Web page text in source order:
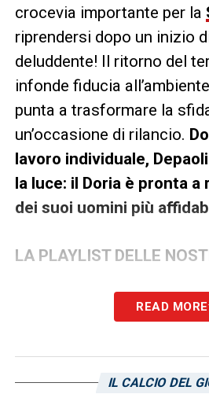
crocevia importante per la
riprendersi dopo un inizio
deluddente! Il ritorno del
infonde fiducia
punta a trasformare la
un’occasione di rilancio.
lavoro individuale,
la luce: il Doria è pronta a
dei suoi uomini più
LA PLAYLIST DELLE
READ MORE
IL CALCIO DEL